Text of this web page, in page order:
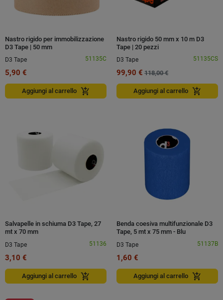
Nastro rigido per immobilizzazione
D3 Tape | 50 mm
D3 Tape
51135C
5,90 €
Aggiungi al carrello add_shopping_cart
Nastro rigido 50 mm x 10 m D3
Tape | 20 pezzi
D3 Tape
51135CS
99,90 € 118,00 €
Aggiungi al carrello add_shopping_cart
Salvapelle in schiuma D3 Tape, 27
mt x 70 mm
D3 Tape
51136
3,10 €
Aggiungi al carrello add_shopping_cart
Benda coesiva multifunzionale D3
Tape, 5 mt x 75 mm - Blu
D3 Tape
51137B
1,60 €
Aggiungi al carrello add_shopping_cart